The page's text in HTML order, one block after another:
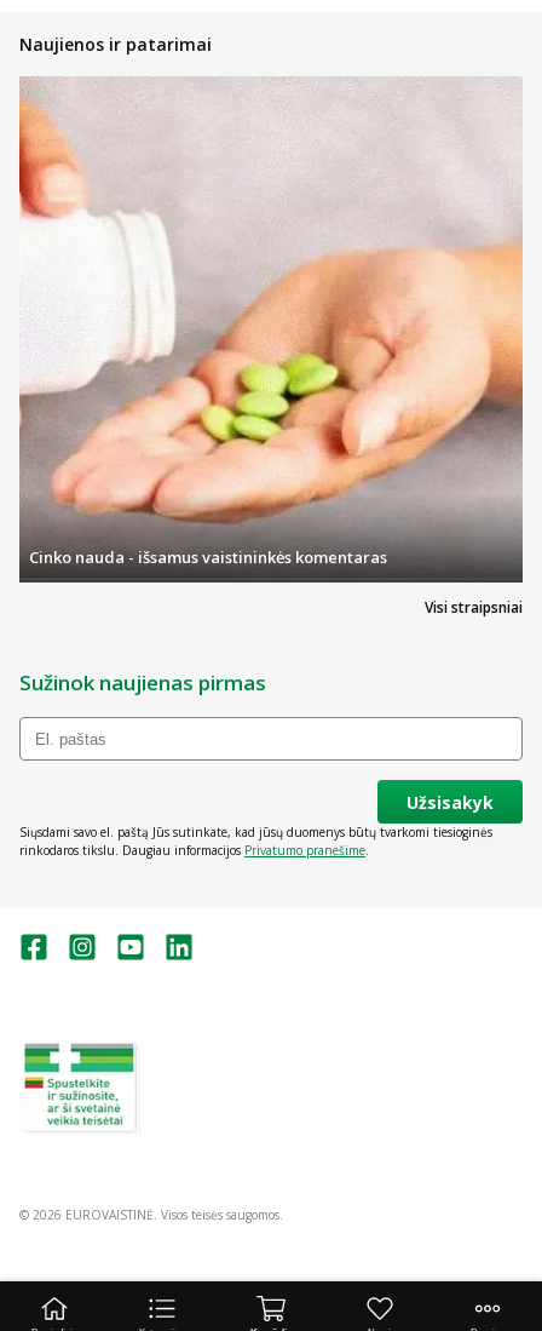
Naujienos ir patarimai
Visi straipsniai
Cinko nauda - išsamus vaistininkės komentaras
Sužinok naujienas pirmas
Užsisakyk
Siųsdami savo el. paštą Jūs sutinkate, kad jūsų duomenys būtų tvarkomi tiesioginės
rinkodaros tikslu. Daugiau informacijos Privatumo pranešime.
© 2026 EUROVAISTINĖ. Visos teisės saugomos.